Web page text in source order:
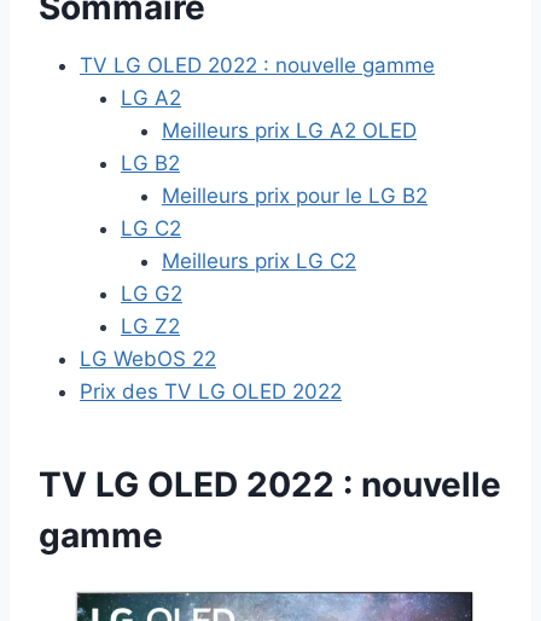
TV LG OLED 2022 : nouvelle gamme
LG A2
Meilleurs prix LG A2 OLED
LG B2
Meilleurs prix pour le LG B2
LG C2
Meilleurs prix LG C2
LG G2
LG Z2
LG WebOS 22
Prix des TV LG OLED 2022
TV LG OLED 2022 : nouvelle
gamme